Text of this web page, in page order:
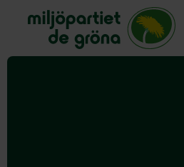
Miljöpartiet de gröna, startsida